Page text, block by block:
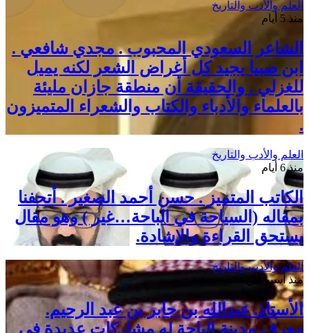
العلم والأدب والتاريخ
منذ 5 أيام
الشاعر السعودي المحبوب . مجدي شافعي .
ابن صبيا يجيد كل أغراض الشعر لكنه يميل
للغزلي . والحقيقة أن منطقة جازان مليئة
بالعلماء والأدباء والكتاب والشعراء المتميزون
.
العلم والأدب والتاريخ
منذ 6 أيام
الكاتب المتميز . حسن أحمد الصغير . أتحفنا
بمقاله (السياحة في الباحة…غير ) وهو مقال
يستحق القراءة والإشادة.
العلم والأدب والتاريخ
منذ أسبوعين
الأستاذ. عبدالله بن جابر بن عبد الرحيم.
معرف مدينة الباحة له مشاركات عديدة في